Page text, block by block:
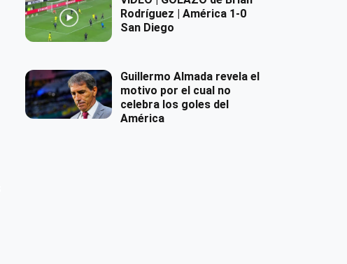
Rodríguez | América 1-0
San Diego
Guillermo Almada revela el
motivo por el cual no
celebra los goles del
América